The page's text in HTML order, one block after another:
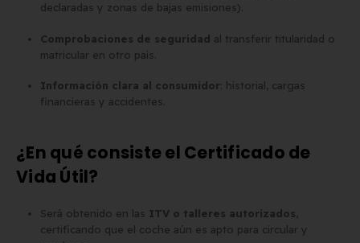
declaradas y zonas de bajas emisiones).
Comprobaciones de seguridad al transferir titularidad o
matricular en otro país.
Información clara al consumidor
: historial, cargas
financieras y accidentes.
¿En qué consiste el Certificado de
Vida Útil?
Será obtenido en las ITV o talleres autorizados
certificando que el coche aún es apto para circular y